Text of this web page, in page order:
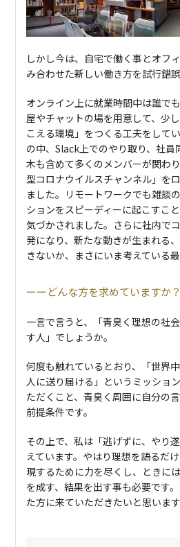
しかし今は、自宅で働く事とオフ
み合わせた新しい働き方を試行錯誤
オンライン上に就業時間中は誰で
屋やチャットの場を用意して、少
こえる環境」をつくる工夫をして
の中、Slack上でのやり取り、社員
木も含めて多くのメンバーが関わ
型コロナウイルスチャンネル」を
ました。リモートワークでも雑談
ションをスピーディーに起こすこ
気づかされました。さらに社内で
発になり、新たな動きが生まれる
きないか、まさにいま考えている最
どんな方を求めていますか？
一言で言うと、「青臭く理想の社
す人」でしょうか。
何度も触れているとおり、「世界
人に送り届ける」というミッショ
ただくこと、青臭く周囲に自分の
前提条件です。
その上で、私は「逃げずに、やり
えています。やはり理想を語るだ
現するために力を尽くし、ときに
を成す、結果を出す事も必要です
た方に来ていただきたいと思います